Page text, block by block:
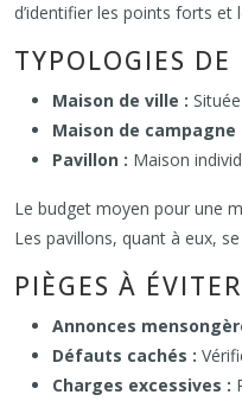
d’identifier les points forts
TYPOLOGIES
Maison de ville :
Maison de campagne
Pavillon : Maison
Le budget moyen pour une
Les pavillons, quant à eux,
PIÈGES À ÉVITER
Annonces
Défauts cachés :
Charges excessives :